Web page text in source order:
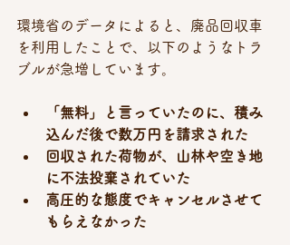
環境省のデータによると、廃品回収車
を利用したことで、以下のようなトラ
ブルが急増しています。
「無料」と言っていたのに、積み
込んだ後で数万円を請求された
回収された荷物が、山林や空き地
に不法投棄されていた
高圧的な態度でキャンセルさせて
もらえなかった